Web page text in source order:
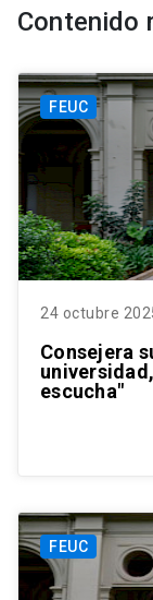
Contenido
FEUC
24 octubre
Consejera
escucha"
FEUC